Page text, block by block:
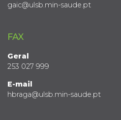
gaic@ulsb.min-saude.pt
FAX
Geral
253 027 999
E-mail
hbraga@ulsb.min-saude.pt